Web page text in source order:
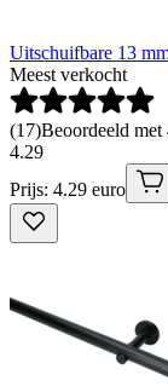
Uitschuifbare 13
Meest verkocht
(17)Beoordeeld
4.29
Prijs: 4.29 euro